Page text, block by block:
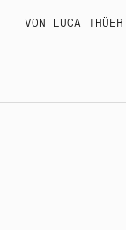
VON LUCA THÜER